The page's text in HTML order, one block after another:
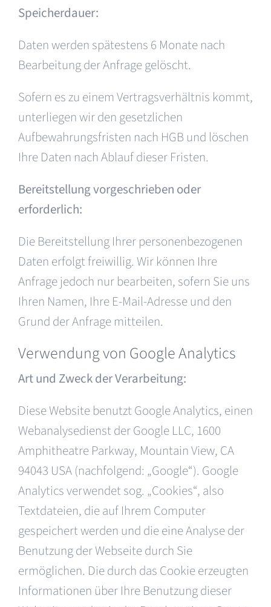
Speicherdauer:
Daten werden spätestens 6 Monate nach
Bearbeitung der Anfrage gelöscht.
Sofern es zu einem Vertragsverhältnis kommt,
unterliegen wir den gesetzlichen
Aufbewahrungsfristen nach HGB und löschen
Ihre Daten nach Ablauf dieser Fristen.
Bereitstellung vorgeschrieben oder
erforderlich:
Die Bereitstellung Ihrer personenbezogenen
Daten erfolgt freiwillig. Wir können Ihre
Anfrage jedoch nur bearbeiten, sofern Sie uns
Ihren Namen, Ihre E-Mail-Adresse und den
Grund der Anfrage mitteilen.
Verwendung von Google Analytics
Art und Zweck der Verarbeitung:
Diese Website benutzt Google Analytics, einen
Webanalysedienst der Google LLC, 1600
Amphitheatre Parkway, Mountain View, CA
94043 USA (nachfolgend: „Google“). Google
Analytics verwendet sog. „Cookies“, also
Textdateien, die auf Ihrem Computer
gespeichert werden und die eine Analyse der
Benutzung der Webseite durch Sie
ermöglichen. Die durch das Cookie erzeugten
Informationen über Ihre Benutzung dieser